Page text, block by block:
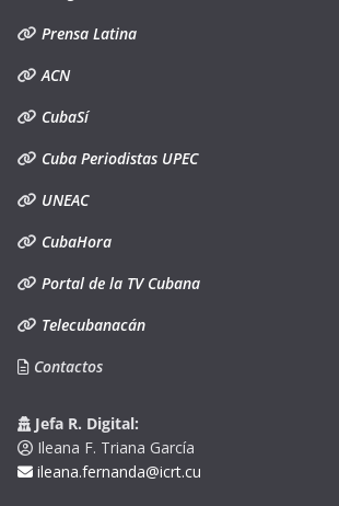
Prensa Latina
ACN
CubaSí
Cuba Periodistas UPEC
UNEAC
CubaHora
Portal de la TV Cubana
Telecubanacán
Contactos
Jefa R. Digital:
Ileana F. Triana García
ileana.fernanda@icrt.cu